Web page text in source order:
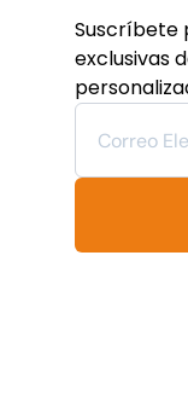
Suscríbete
exclusivas